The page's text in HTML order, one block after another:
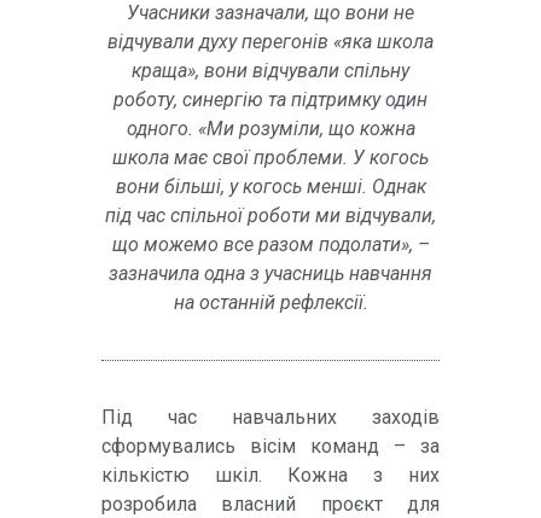
Учасники зазначали, що вони не
відчували духу перегонів «яка школа
краща», вони відчували спільну
роботу, синергію та підтримку один
одного. «Ми розуміли, що кожна
школа має свої проблеми. У когось
вони більші, у когось менші. Однак
під час спільної роботи ми відчували,
що можемо все разом подолати», –
зазначила одна з учасниць навчання
на останній рефлексії.
Під час навчальних заходів
сформувались вісім команд – за
кількістю шкіл. Кожна з них
розробила власний проєкт для